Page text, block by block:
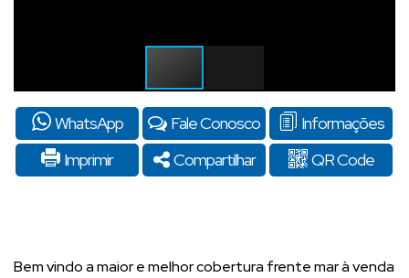
WhatsApp Fale Conosco
Informações
Imprimir
Compartilhar QR Code
Bem vindo a maior e melhor cobertura frente mar à venda